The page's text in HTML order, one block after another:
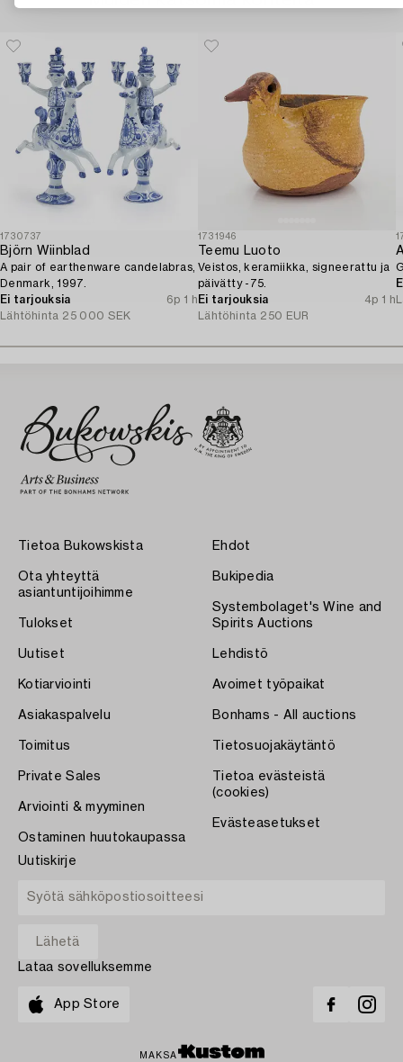
1730737
Björn Wiinblad
A pair of earthenware candelabras,
Denmark, 1997.
Ei tarjouksia
6p 1 h
Lähtöhinta 25 000 SEK
1731946
Teemu Luoto
Veistos, keramiikka, signeerattu ja
päivätty -75.
Ei tarjouksia
4p 1 h
Lähtöhinta 250 EUR
Tietoa Bukowskista
Ota yhteyttä
asiantuntijoihimme
Tulokset
Uutiset
Kotiarviointi
Asiakaspalvelu
Toimitus
Private Sales
Arviointi & myyminen
Ostaminen huutokaupassa
Ehdot
Bukipedia
Systembolaget's Wine and
Spirits Auctions
Lehdistö
Avoimet työpaikat
Bonhams - All auctions
Tietosuojakäytäntö
Tietoa evästeistä
(cookies)
Evästeasetukset
Uutiskirje
Lataa sovelluksemme
App Store
MAKSA